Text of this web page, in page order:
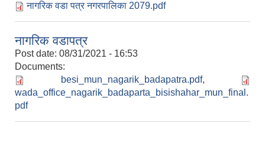
नागरिक वडा पत्र नगरपालिका 2079.pdf
नागरिक वडापत्र
Post date: 08/31/2021 - 16:53
Documents:
besi_mun_nagarik_badapatra.pdf,
wada_office_nagarik_badaparta_bisishahar_mun_final.
pdf